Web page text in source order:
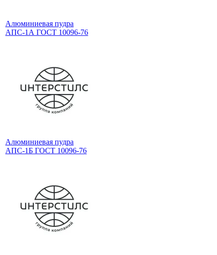
Алюминиевая пудра
АПС-1А ГОСТ 10096-76
Алюминиевая пудра
АПС-1Б ГОСТ 10096-76